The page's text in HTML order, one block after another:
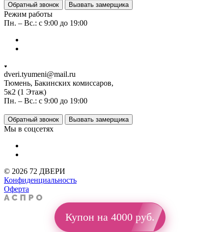
Обратный звонок Вызвать замерщика
Режим работы
Пн. – Вс.: с 9:00 до 19:00
dveri.tyumeni@mail.ru
Тюмень, Бакинских комиссаров,
5к2 (1 Этаж)
Пн. – Вс.: с 9:00 до 19:00
Обратный звонок Вызвать замерщика
Мы в соцсетях
© 2026 72 ДВЕРИ
Конфиденциальность
Оферта
Купон на 4000 руб.